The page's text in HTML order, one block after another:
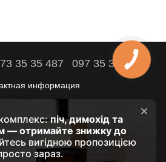
35 35 487 097 35 35 487
информация
версия сайта
дома – наша цель!
- 2026 by HRUBA